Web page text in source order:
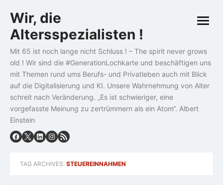
to
content
Wir, die
Altersspezialisten !
Mit 65 ist noch lange nicht Schluss ! – The spirit never grows
old ! Wir sind die #GenerationLochkarte und beschäftigen uns
mit Themen rund ums Berufs- und Privatleben auch mit Blick
auf die Digitalisierung und KI. Unsere Wahrnehmung von Alter
schreit nach Veränderung. „Es ist schwieriger, eine
vorgefasste Meinung zu zertrümmern als ein Atom“. Albert
Einstein
open
TAG ARCHIVES: STEUEREINNAHMEN